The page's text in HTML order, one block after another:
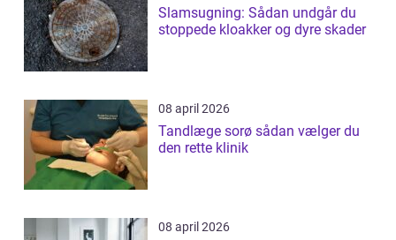
Slamsugning: Sådan undgår du
stoppede kloakker og dyre skader
08 april 2026
Tandlæge sorø sådan vælger du
den rette klinik
08 april 2026